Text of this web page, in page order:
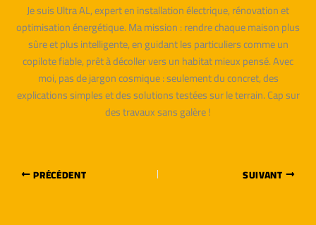
Je suis Ultra AL, expert en installation électrique, rénovation et
optimisation énergétique. Ma mission : rendre chaque maison plus
sûre et plus intelligente, en guidant les particuliers comme un
copilote fiable, prêt à décoller vers un habitat mieux pensé. Avec
moi, pas de jargon cosmique : seulement du concret, des
explications simples et des solutions testées sur le terrain. Cap sur
des travaux sans galère !
PRÉCÉDENT SUIVANT